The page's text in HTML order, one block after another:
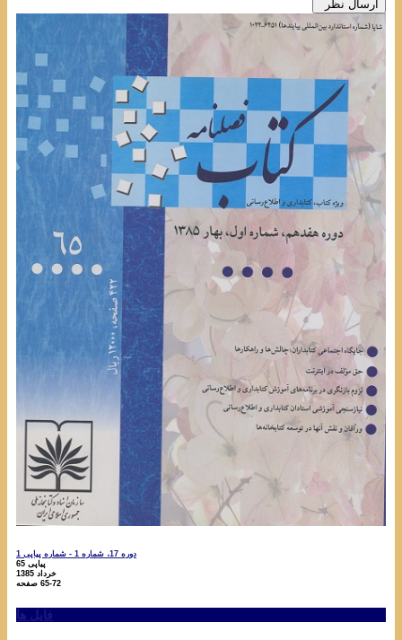
ارسال نظر
دوره 17، شماره 1 - شماره پیاپی 1
پیاپی 65
خرداد 1385
65-72
فایل ها